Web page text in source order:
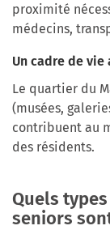
proximité
médecins,
Un cadre de vie
Le quartier du
(musées,
contribuent au
des résidents.
Quels
seniors